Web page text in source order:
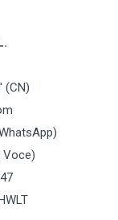
(CN)
Voce)